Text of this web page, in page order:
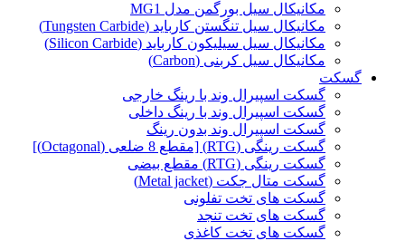
مکانیکال سیل بورگمن مدل MG1
مکانیکال سیل تنگستن کارباید (Tungsten Carbide)
مکانیکال سیل سیلیکون کارباید (Silicon Carbide)
مکانیکال سیل کربنی (Carbon)
گسکت
گسکت اسپیرال وند با رینگ خارجی
گسکت اسپیرال وند با رینگ داخلی
گسکت اسپیرال وند بدون رینگ
گسکت رینگی (RTG) [مقطع 8 ضلعی (Octagonal)]
گسکت رینگی (RTG) مقطع بیضی
گسکت متال جکت (Metal jacket)
گسکت های تخت تفلونی
گسکت های تخت تنجد
گسکت های تخت کاغذی